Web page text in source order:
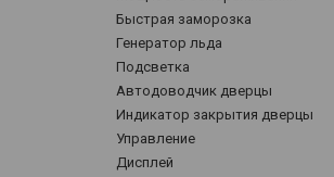
Быстрая заморозка
Генератор льда
Подсветка
Автодоводчик дверцы
Индикатор закрытия дверцы
Управление
Дисплей